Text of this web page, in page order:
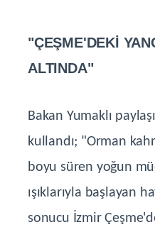
"ÇEŞME'DEKİ
ALTINDA"
Bakan Yumaklı
kullandı; "Orman
boyu süren yoğun
ışıklarıyla başlayan
sonucu İzmir